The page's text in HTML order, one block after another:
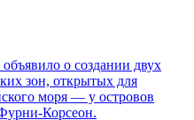
о создании двух
зон, открытых для
моря — у островов
Корсеон.